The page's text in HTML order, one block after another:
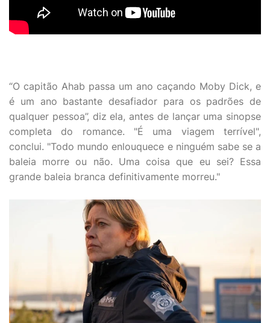
“O capitão Ahab passa um ano caçando Moby Dick, e
é um ano bastante desafiador para os padrões de
qualquer pessoa”, diz ela, antes de lançar uma sinopse
completa do romance. "É uma viagem terrível",
conclui. "Todo mundo enlouquece e ninguém sabe se a
baleia morre ou não. Uma coisa que eu sei? Essa
grande baleia branca definitivamente morreu."